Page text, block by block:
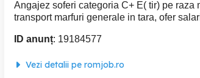
Angajez soferi categoria C+ E( tir) pe
transport marfuri generale in tara, ofer
ID anunț: 19184577
Vezi detalii pe romjob.ro